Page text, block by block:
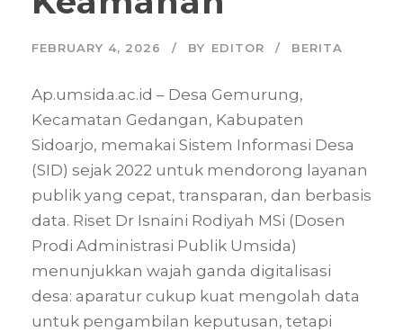
FEBRUARY 4, 2026 BY EDITOR BERITA
Ap.umsida.ac.id – Desa Gemurung,
Kecamatan Gedangan, Kabupaten
Sidoarjo, memakai Sistem Informasi Desa
(SID) sejak 2022 untuk mendorong layanan
publik yang cepat, transparan, dan berbasis
data. Riset Dr Isnaini Rodiyah MSi (Dosen
Prodi Administrasi Publik Umsida)
menunjukkan wajah ganda digitalisasi
desa: aparatur cukup kuat mengolah data
untuk pengambilan keputusan, tetapi